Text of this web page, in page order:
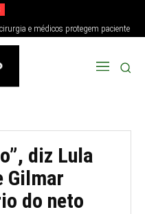
e médicos protegem paciente
veja
diz Lula
Gilmar
do neto